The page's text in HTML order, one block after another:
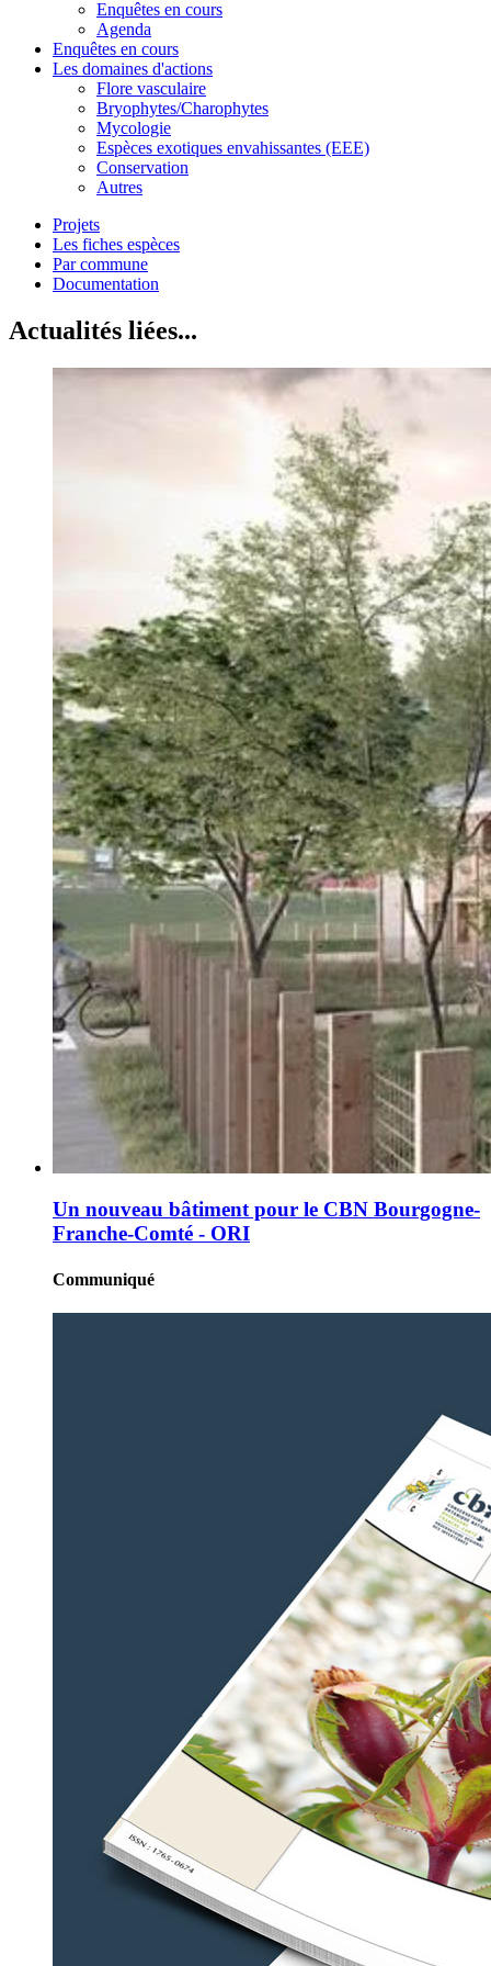
Enquêtes en cours
Agenda
Enquêtes en cours
Les domaines d'actions
Flore vasculaire
Bryophytes/Charophytes
Mycologie
Espèces exotiques envahissantes (EEE)
Conservation
Autres
Projets
Les fiches espèces
Par commune
Documentation
Actualités liées...
Un nouveau bâtiment pour le CBN Bourgogne-
Franche-Comté - ORI
Communiqué